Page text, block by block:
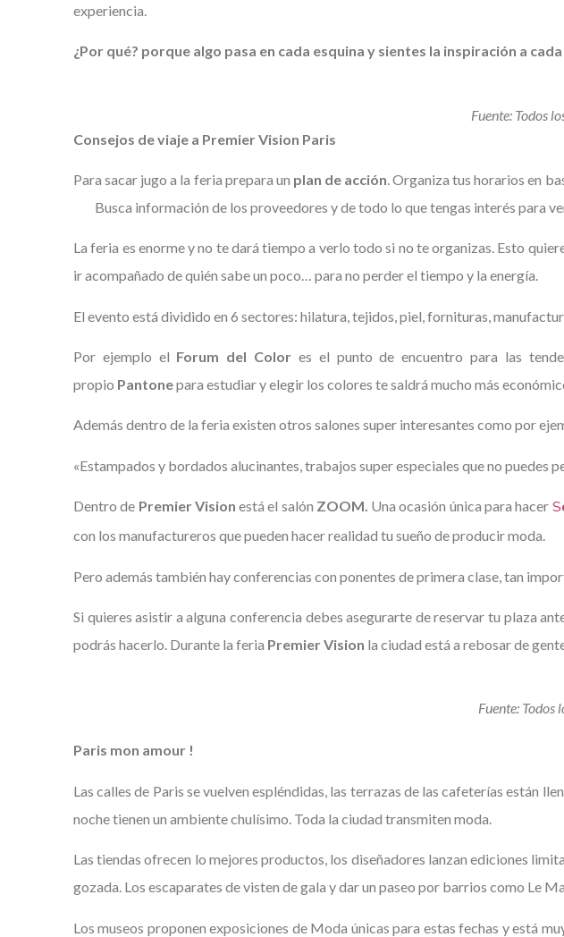
experiencia.
¿Por qué? porque algo pasa en cada esquina y sientes la inspiración a
Fuente: Todos
Consejos de viaje a Premier Vision Paris
Para sacar jugo a la feria prepara un plan de acción. Organiza tus horarios en
Busca información de los proveedores y de todo lo que tengas interés para
La feria es enorme y no te dará tiempo a verlo todo si no te organizas. Esto
ir acompañado de quién sabe un poco… para no perder el tiempo y la energía.
El evento está dividido en 6 sectores: hilatura, tejidos, piel, fornituras,
Por ejemplo el Forum del Color es el punto de encuentro para las
propio Pantonepara estudiar y elegir los colores te saldrá mucho más
Además dentro de la feria existen otros salones super interesantes como por
«Estampados y bordados alucinantes, trabajos super especiales que no puedes
Dentro de Premier Vision está el salón ZOOM. Una ocasión única para hacer S
con los manufactureros que pueden hacer realidad tu sueño de producir moda.
Pero además también hay conferencias con ponentes de primera clase, tan
Si quieres asistir a alguna conferencia debes asegurarte de reservar tu plaza
podrás hacerlo. Durante la feria Premier Vision la ciudad está a rebosar de
Fuente: Todos
Paris mon amour !
Las calles de Paris se vuelven espléndidas, las terrazas de las cafeterías están
noche tienen un ambiente chulísimo. Toda la ciudad transmiten moda.
Las tiendas ofrecen lo mejores productos, los diseñadores lanzan ediciones
gozada. Los escaparates de visten de gala y dar un paseo por barrios como Le
Los museos proponen exposiciones de Moda únicas para estas fechas y está